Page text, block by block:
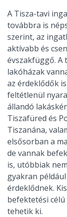
A Tisza-tavi
továbbra is
szerint, az
aktívabb és
évszakfüggő. A
lakóházak
az érdeklődők
feltétlenül
állandó
Tiszafüred és
Tiszanána,
elsősorban a
de vannak
is, utóbbiak
gyakran
érdeklődnek.
befektetési
tehetik ki.